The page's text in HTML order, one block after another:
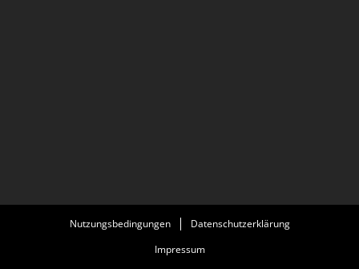
Nutzungsbedingungen
Datenschutzerklärung
Impressum